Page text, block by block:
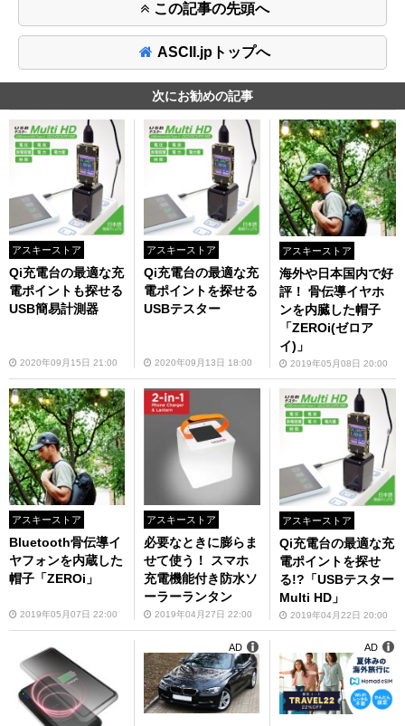
この記事の先頭へ
ASCII.jpトップへ
次にお勧めの記事
アスキーストア
Qi充電台の最適な充
電ポイントも探せる
USB簡易計測器
2020年09月15日 21:00
アスキーストア
Qi充電台の最適な充
電ポイントを探せる
USBテスター
2020年09月13日 18:00
アスキーストア
海外や日本国内で好
評！ 骨伝導イヤホ
ンを内臓した帽子
「ZEROi(ゼロア
イ)」
2019年05月08日 20:00
アスキーストア
Bluetooth骨伝導イ
ヤフォンを内蔵した
帽子「ZEROi」
2019年05月07日 22:00
アスキーストア
必要なときに膨らま
せて使う！ スマホ
充電機能付き防水ソ
ーラーランタン
2019年04月27日 22:00
アスキーストア
Qi充電台の最適な充
電ポイントを探せ
る!?「USBテスター
Multi HD」
2019年04月22日 20:00
AD AD